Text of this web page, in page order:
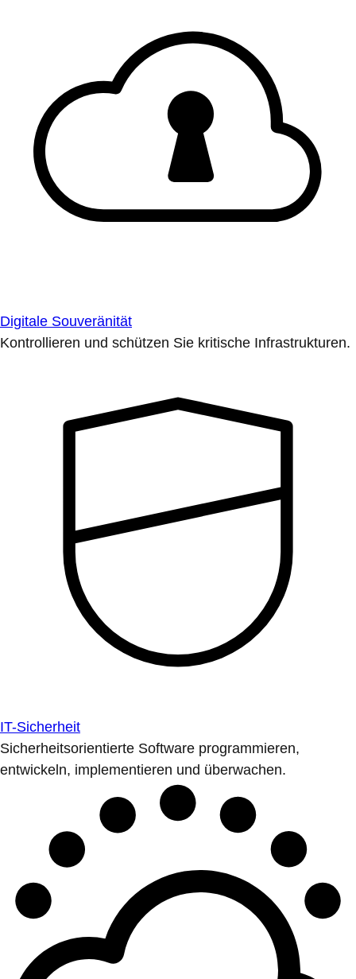
Digitale Souveränität
Kontrollieren und schützen Sie kritische Infrastrukturen.
IT-Sicherheit
Sicherheitsorientierte Software programmieren,
entwickeln, implementieren und überwachen.